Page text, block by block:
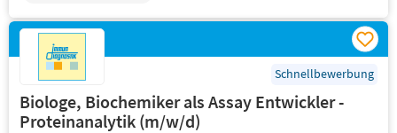
Schnellbewerbung
Biologe, Biochemiker als Assay Entwickler -
Proteinanalytik (m/w/d)